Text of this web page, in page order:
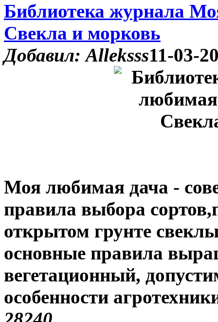
Библиотека журнала
Свекла и морковь
Добавил: Alleksss11-03-
Моя любимая дача -
правила выбора
открытом грунте
основные правила
вегетационный,
особенности